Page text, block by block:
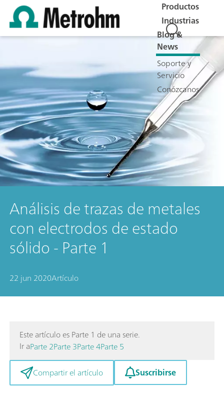
Productos
Industrias
Blog &
News
Soporte y
Servicio
Conózcanos
Análisis de trazas de metales
con electrodos de estado
sólido - Parte 1
22 jun 2020Artículo
Este artículo es Parte 1 de una serie.
Ir aParte 2Parte 3Parte 4Parte 5
Compartir el artículo
Suscribirse